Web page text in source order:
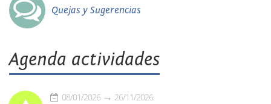
Quejas y Sugerencias
Agenda actividades
08/01/2026 26/11/2026